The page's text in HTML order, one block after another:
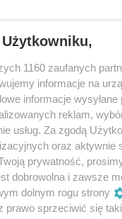
1160 zaufanych
informacje na
informacje
reklam,
usług. Za zgodą
oraz aktywnie
prywatność,
dobrowolna i zawsze
dolnym rogu strony
prawo sprzeciwić się